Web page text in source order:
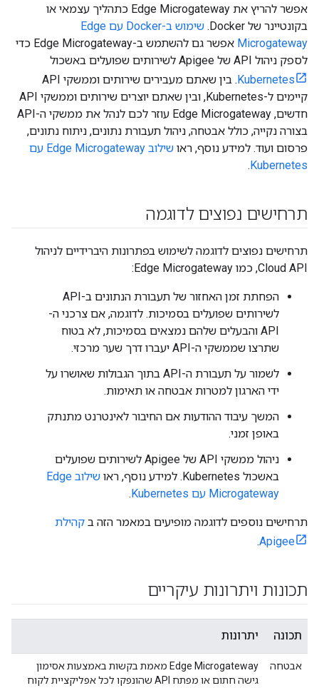
אפשר להריץ את Edge Microgateway כתהליך עצמאי או
בקונטיינר של Docker.
שימוש ב-Docker עם Edge
Microgateway
אפשר גם להשתמש ב-Edge Microgateway כדי
לספק ניהול API של Apigee לשירותים שפועלים באשכול
Kubernetes
. בין שאתם מעבירים שירותים וממשקי API
קיימים ל-Kubernetes, ובין שאתם יוצרים שירותים וממשקי API
חדשים, Edge Microgateway עוזר לכם לנהל את ממשקי ה-API
בצורה נקייה, כולל אבטחה, ניהול תעבורת נתונים, ניתוח נתונים,
פרסום ועוד. למידע נוסף, ראו
שילוב Edge Microgateway עם
Kubernetes
.
תרחישים נפוצים לדוגמה
תרחישים נפוצים לדוגמה לשימוש בפתרונות היברידיים לניהול
Cloud API, כמו Edge Microgateway:
הפחתת זמן האחזור של תעבורת הנתונים ב-API
לשירותים שפועלים בסמיכות. לדוגמה, אם צרכני ה-
API והבעלים שלהם נמצאים בסמיכות, לא בטוח
שתרצו שממשקי ה-API יעברו דרך שער מרכזי.
לשמור על תעבורת ה-API בתוך הגבולות שאושרו על
ידי הארגון למטרות אבטחה או תאימות.
המשך עיבוד ההודעות אם החיבור לאינטרנט מתנתק
באופן זמני.
ניהול ממשקי API של Apigee לשירותים שפועלים
באשכול Kubernetes. למידע נוסף, ראו
שילוב Edge
Microgateway עם Kubernetes
.
תרחישים נוספים לדוגמה מופיעים במאמר הזה ב קהילת
Apigee
.
תכונות ויתרונות עיקריים
תכונה יתרונות
אבטחה
Edge Microgateway מאמת בקשות באמצעות אסימון
גישה חתום או מפתח API שהונפקו לכל אפליקציית לקוח